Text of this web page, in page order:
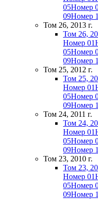
05Номер
09Номер
Том 26, 2013 г.
Том 26,
Номер 01
05Номер
09Номер
Том 25, 2012 г.
Том 25,
Номер 01
05Номер
09Номер
Том 24, 2011 г.
Том 24,
Номер 01
05Номер
09Номер
Том 23, 2010 г.
Том 23,
Номер 01
05Номер
09Номер